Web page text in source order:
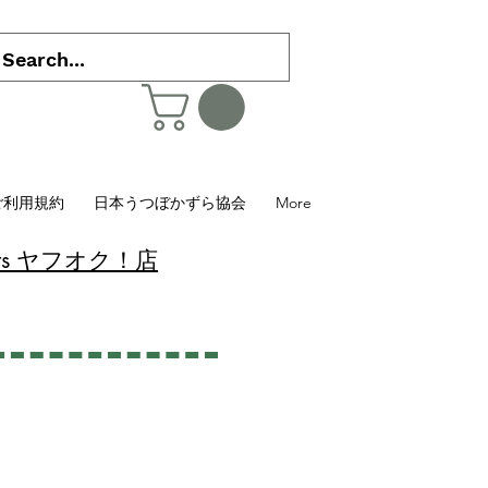
利用規約 日本うつぼかずら協会 More
ヤフオク！店